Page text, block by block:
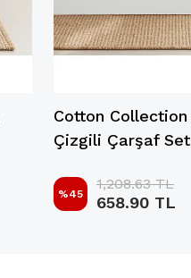
Cotton
Çizgili Çarşaf
%45
1,208.63 TL
658.90 TL